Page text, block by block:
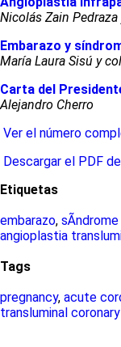
Nicolás Zain Pedraza
Embarazo y
María Laura Sisú y
Carta del
Alejandro Cherro
Ver el número
Descargar el PDF
Etiquetas
embarazo,
angioplastia
Tags
pregnancy, acute
transluminal